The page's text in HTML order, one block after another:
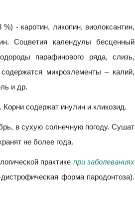
- каротин, ликопин, виолоксантин,
Соцветия календулы бесценный
парафинового ряда, слизь,
микроэлементы – калий,
и др.
содержат инулин и кликозид.
в сухую солнечную погоду. Сушат
не более года.
практике при заболеваниях
форма пародонтоза).